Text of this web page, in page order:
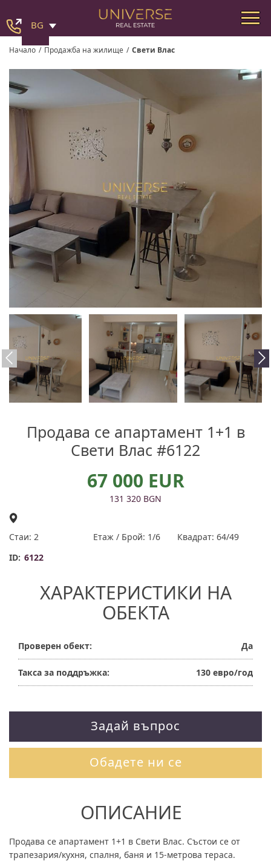
BG
Начало / Продажба на жилище / Свети Влас
Продава се апартамент 1+1 в
Свети Влас #6122
67 000 EUR
131 320 BGN
Стаи: 2 Етаж / Брой: 1/6
Квадрат: 64/49
ID: 6122
ХАРАКТЕРИСТИКИ НА
ОБЕКТА
Проверен обект: Да
Такса за поддръжка: 130 евро/год
Задай въпрос
Обадете ни се
ОПИСАНИЕ
Продава се апартамент 1+1 в Свети Влас. Състои се от
трапезария/кухня, спалня, баня и 15-метрова тераса.